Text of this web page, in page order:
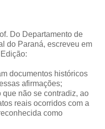
Do Departamento de
do Paraná, escreveu em
documentos históricos
afirmações;
que não se contradiz, ao
reais ocorridos com a
como